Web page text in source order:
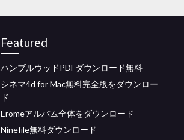
Featured
ハンブルウッドPDFダウンロード無料
シネマ4d for Mac無料完全版をダウンロー
ド
Eromeアルバム全体をダウンロード
Ninefile無料ダウンロード